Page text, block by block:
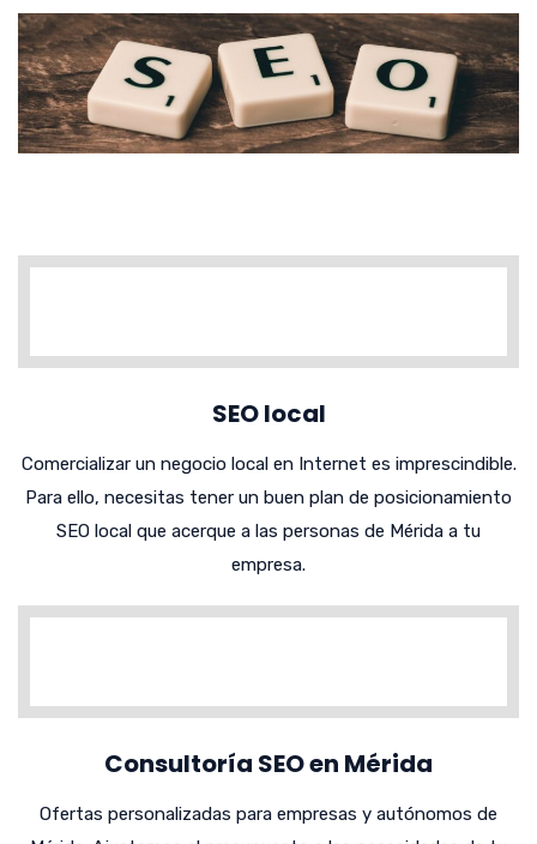
SEO local
Comercializar un negocio local en Internet es imprescindible.
Para ello, necesitas tener un buen plan de posicionamiento
SEO local que acerque a las personas de Mérida a tu
empresa.
Consultoría SEO en Mérida
Ofertas personalizadas para empresas y autónomos de